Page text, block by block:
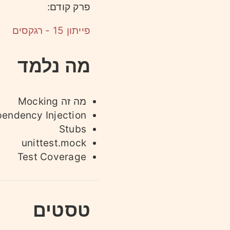
פרק קודם:
פייתון 15 - רגקסים
מה נלמד
מה זה Mocking
Injection
Stubs
unittest.mock
Test Coverage
טסטים